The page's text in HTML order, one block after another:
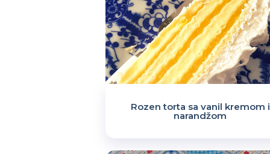
Rozen torta sa vanil kremom i
narandžom